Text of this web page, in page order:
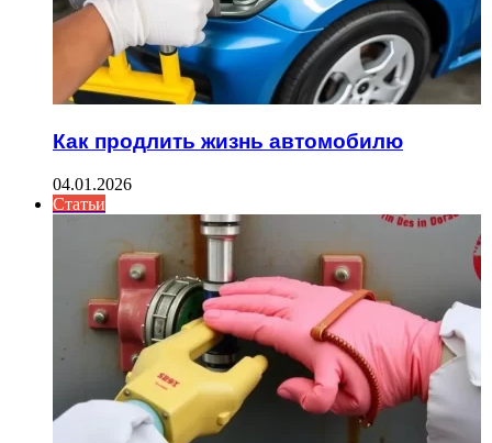
Как продлить жизнь автомобилю
04.01.2026
Статьи